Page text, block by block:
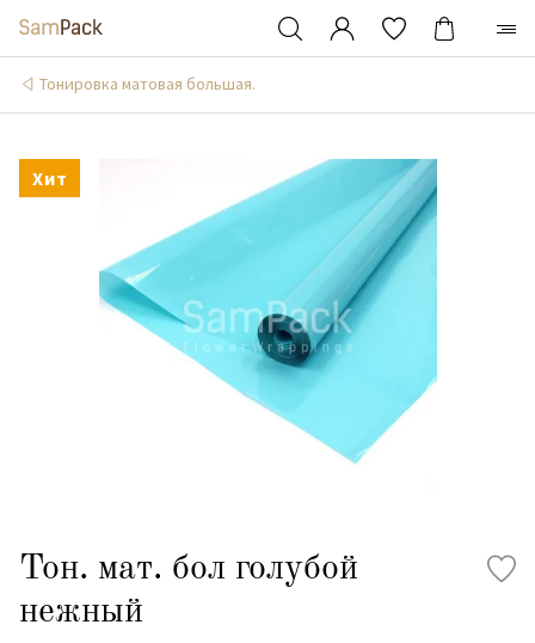
Тонировка матовая большая.
Хит
Тон. мат. бол голубой
нежный